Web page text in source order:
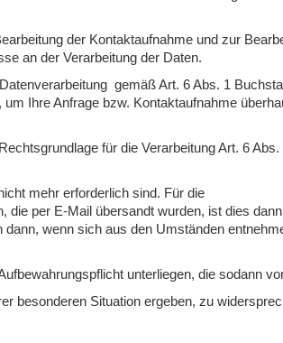
der Kontaktaufnahme und zur
an der Verarbeitung der Daten.
gemäß Art. 6 Abs. 1
Ihre Anfrage bzw. Kontaktaufnahme
für die Verarbeitung Art. 6 Abs.
mehr erforderlich sind. Für die
die per E-Mail übersandt wurden, ist dies
wenn sich aus den Umständen
unterliegen, die sodann
besonderen Situation ergeben, zu